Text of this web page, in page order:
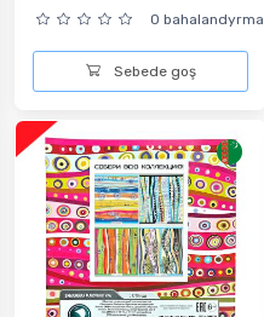
0 bahalandyrma
Sebede goş